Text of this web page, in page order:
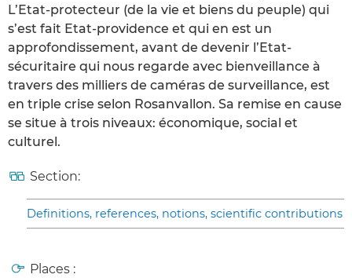
L’Etat-protecteur (de la vie et biens du peuple) qui
s’est fait Etat-providence et qui en est un
approfondissement, avant de devenir l’Etat-
sécuritaire qui nous regarde avec bienveillance à
travers des milliers de caméras de surveillance, est
en triple crise selon Rosanvallon. Sa remise en cause
se situe à trois niveaux: économique, social et
culturel.
Section:
Definitions, references, notions, scientific contributions
Places :